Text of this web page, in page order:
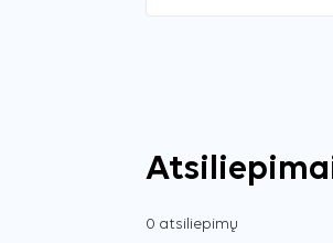
0 atsiliepimų